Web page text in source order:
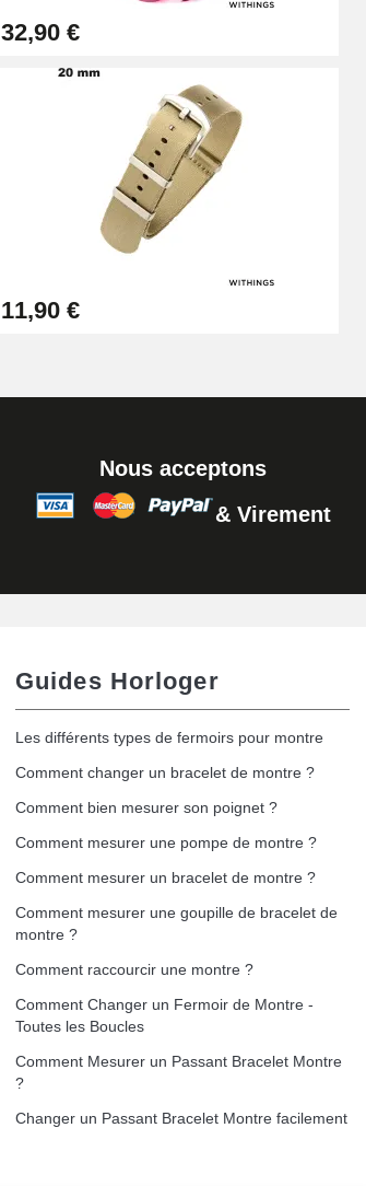
Ajouter au panier
Ajouter au panier
Ajouter au panier
32,90 €
11,90 €
Nous acceptons
& Virement
Guides Horloger
Les différents types de fermoirs pour montre
Comment changer un bracelet de montre ?
Comment bien mesurer son poignet ?
Comment mesurer une pompe de montre ?
Comment mesurer un bracelet de montre ?
Comment mesurer une goupille de bracelet de
montre ?
Comment raccourcir une montre ?
Comment Changer un Fermoir de Montre -
Toutes les Boucles
Comment Mesurer un Passant Bracelet Montre
?
Changer un Passant Bracelet Montre facilement